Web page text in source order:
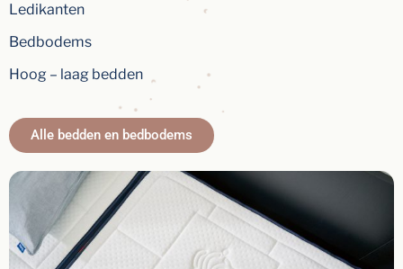
Ledikanten
Bedbodems
Hoog – laag bedden
Alle bedden en bedbodems